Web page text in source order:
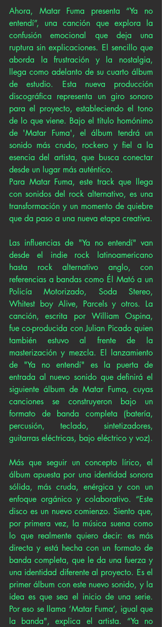
Ahora, Matar Fuma presenta “Ya no
entendí”, una canción que explora la
confusión emocional que deja una
ruptura sin explicaciones. El sencillo que
aborda la frustración y la nostalgia,
llega como adelanto de su cuarto álbum
de estudio. Esta nueva producción
discográfica representa un giro sonoro
para el proyecto, estableciendo el tono
de lo que viene. Bajo el título homónimo
de 'Matar Fuma', el álbum tendrá un
sonido más crudo, rockero y fiel a la
esencia del artista, que busca conectar
desde un lugar más auténtico.
Para Matar Fuma, este track que llega
con sonidos del rock alternativo, es una
transformación y un momento de quiebre
que da paso a una nueva etapa creativa.
Las influencias de "Ya no entendí" van
desde el indie rock latinoamericano
hasta rock alternativo anglo, con
referencias a bandas como Él Mató a un
Policía Motorizado, Soda Stereo,
Whitest boy Alive, Parcels y otros. La
canción, escrita por William Ospina,
fue co-producida con Julian Picado quien
también estuvo al frente de la
masterización y mezcla. El lanzamiento
de "Ya no entendí" es la puerta de
entrada al nuevo sonido que definirá el
siguiente álbum de Matar Fuma, cuyas
canciones se construyeron bajo un
formato de banda completa (batería,
percusión, teclado, sintetizadores,
guitarras eléctricas, bajo eléctrico y voz).
Más que seguir un concepto lírico, el
álbum apuesta por una identidad sonora
sólida, más cruda, enérgica y con un
enfoque orgánico y colaborativo. “Este
disco es un nuevo comienzo. Siento que,
por primera vez, la música suena como
lo que realmente quiero decir: es más
directa y está hecha con un formato de
banda completa, que le da una fuerza y
una identidad diferente al proyecto. Es el
primer álbum con este nuevo sonido, y la
idea es que sea el inicio de una serie.
Por eso se llama ‘Matar Fuma’, igual que
la banda", explica el artista. “Ya no